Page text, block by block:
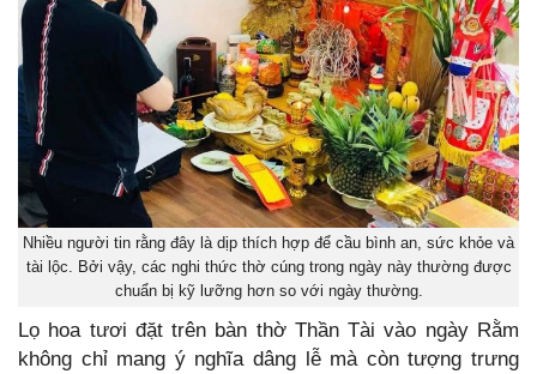
Nhiều người tin rằng đây là dịp thích hợp để cầu bình an, sức khỏe và
tài lộc. Bởi vậy, các nghi thức thờ cúng trong ngày này thường được
chuẩn bị kỹ lưỡng hơn so với ngày thường.
Lọ hoa tươi đặt trên bàn thờ Thần Tài vào ngày Rằm
không chỉ mang ý nghĩa dâng lễ mà còn tượng trưng